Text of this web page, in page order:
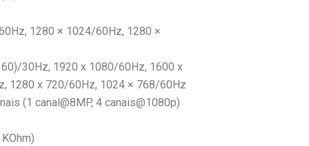
1280 × 1024/60Hz, 1280 ×
30Hz, 1920 x 1080/60Hz, 1600 x
1280 x 720/60Hz, 1024 × 768/60Hz
(1 canal@8MP, 4 canais@1080p)